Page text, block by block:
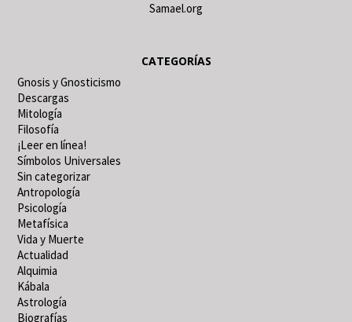
Samael.org
CATEGORÍAS
Gnosis y Gnosticismo
Descargas
Mitología
Filosofía
¡Leer en línea!
Símbolos Universales
Sin categorizar
Antropología
Psicología
Metafísica
Vida y Muerte
Actualidad
Alquimia
Kábala
Astrología
Biografías